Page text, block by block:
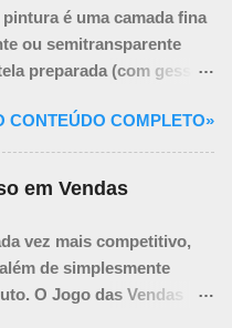
é uma camada fina
ou semitransparente
preparada (com gesso
dita. O termo vem do
"primeira demão" ou
Pense na imprimatura
sutil que influencia todas
a tela, mas a tinge,
unificado e ajudando a:
da Imprimatura:
CONTEÚDO COMPLETO»
em Vendas
vez mais competitivo,
de simplesmente
O Jogo das Vendas